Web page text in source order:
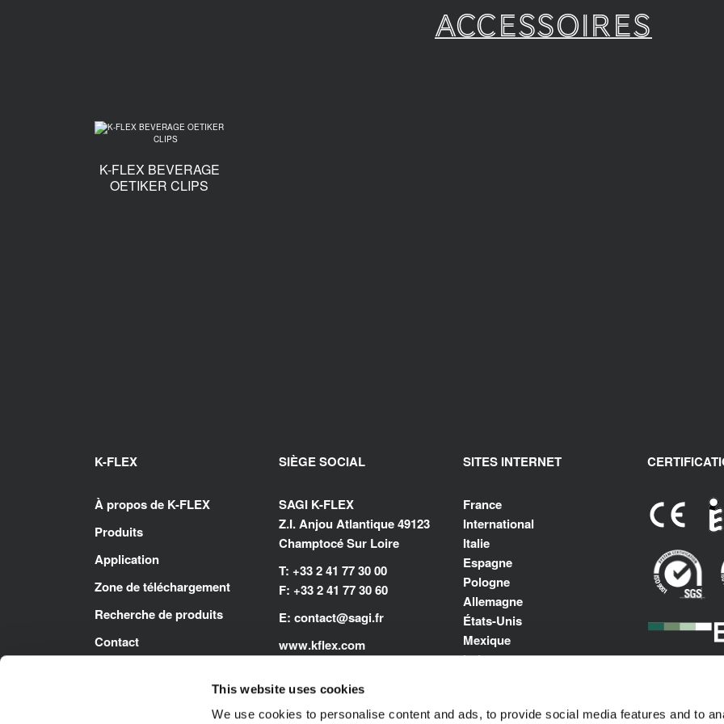
This website uses cookies
We use cookies to personalise content and ads, to provide social media features and to
Accessoires
K-FLEX BEVERAGE
OETIKER CLIPS
K-FLEX
À propos de K-FLEX
Produits
Application
Zone de téléchargement
Recherche de produits
Contact
SIÈGE SOCIAL
SAGI K-FLEX
Z.I. Anjou Atlantique 49123
Champtocé Sur Loire
T: +33 2 41 77 30 00
F: +33 2 41 77 30 60
E: contact@sagi.fr
www.kflex.com
SITES INTERNET
France
International
Italie
Espagne
Pologne
Allemagne
États-Unis
Mexique
Inde